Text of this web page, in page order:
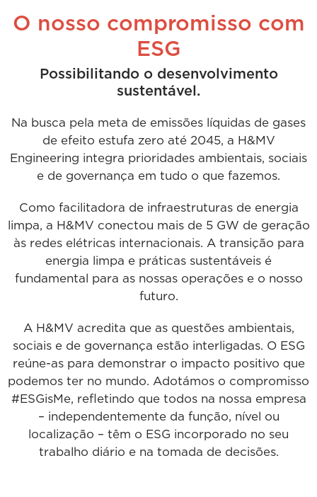
O nosso compromisso com
ESG
Possibilitando o desenvolvimento
sustentável.
Na busca pela meta de emissões líquidas de gases
de efeito estufa zero até 2045, a H&MV
Engineering integra prioridades ambientais, sociais
e de governança em tudo o que fazemos.
Como facilitadora de infraestruturas de energia
limpa, a H&MV conectou mais de 5 GW de geração
às redes elétricas internacionais. A transição para
energia limpa e práticas sustentáveis é
fundamental para as nossas operações e o nosso
futuro.
A H&MV acredita que as questões ambientais,
sociais e de governança estão interligadas. O ESG
reúne-as para demonstrar o impacto positivo que
podemos ter no mundo. Adotámos o compromisso
#ESGisMe, refletindo que todos na nossa empresa
– independentemente da função, nível ou
localização – têm o ESG incorporado no seu
trabalho diário e na tomada de decisões.